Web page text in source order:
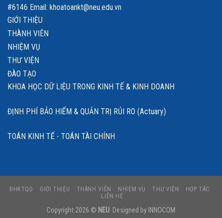
#6146 Email: khoatoankt@neu.edu.vn
GIỚI THIỆU
THÀNH VIÊN
NHIỆM VỤ
THƯ VIỆN
ĐÀO TẠO
KHOA HỌC DỮ LIỆU TRONG KINH TẾ & KINH DOANH
ĐỊNH PHÍ BẢO HIỂM & QUẢN TRỊ RỦI RO (Actuary)
TOÁN KINH TẾ - TOÁN TÀI CHÍNH
ĐHKTQD GIỚI THIỆU THÀNH VIÊN NHIỆM VỤ THƯ VIỆN
HỢP TÁC
LIÊN HỆ
Copyright 2026 © NEU. Designed by INNOCOM